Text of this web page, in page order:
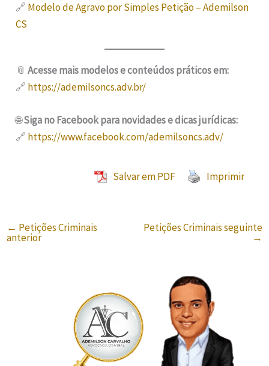
🔗 Modelo de Agravo por Simples Petição – Ademilson
CS
📎Acesse mais modelos e conteúdos práticos em:
🔗 https://ademilsoncs.adv.br/
🌐Siga no Facebook para novidades e dicas jurídicas:
🔗 https://www.facebook.com/ademilsoncs.adv/
Salvar em PDF Imprimir
← Petições Criminais
anterior
Petições Criminais seguinte
→